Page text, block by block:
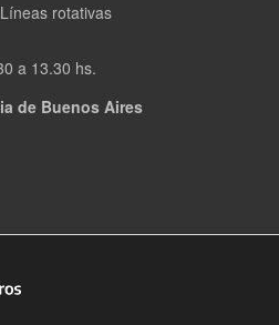
rotativas
a 13.30 hs.
de Buenos Aires